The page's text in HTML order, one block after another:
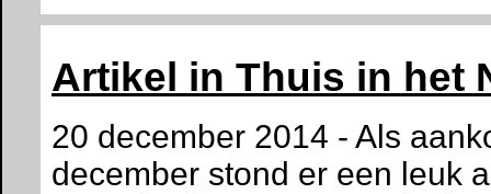
Artikel in Thuis in het
20 december 2014 - Als
december stond er een leuk